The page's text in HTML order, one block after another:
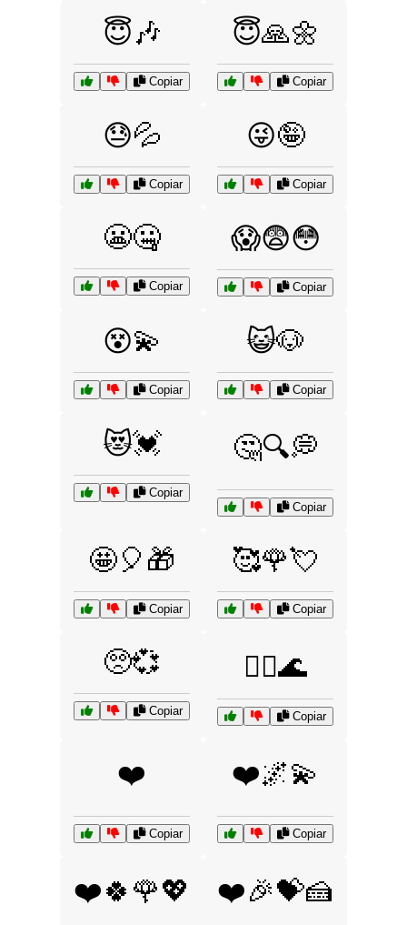
😇🎶
Copiar
😇🙏🌼
Copiar
😓💦
Copiar
😜🤪
Copiar
😬🤐
Copiar
😱😨😳
Copiar
😵💫
Copiar
😺🐶
Copiar
😻💓
Copiar
🤔🔍💭
Copiar
🤩🎈🎁
Copiar
🥰🌹💘
Copiar
🥺💞
Copiar
🧘‍♀️🌊
Copiar
❤️
Copiar
❤️🌌💫
Copiar
❤️🍀🌹💖 ❤️🎉💝🍰